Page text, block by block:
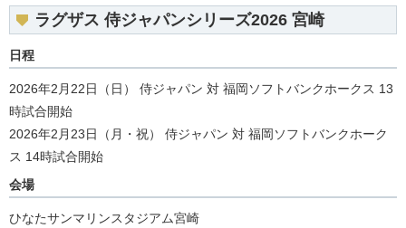
ラグザス 侍ジャパンシリーズ2026 宮崎
日程
2026年2月22日（日） 侍ジャパン 対 福岡ソフトバンクホークス 13
時試合開始
2026年2月23日（月・祝） 侍ジャパン 対 福岡ソフトバンクホーク
ス 14時試合開始
会場
ひなたサンマリンスタジアム宮崎